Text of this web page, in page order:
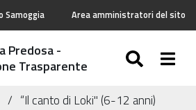
Samoggia Area amministratori del sito
Predosa -
Trasparente
“Il canto di Loki" (6-12 anni)